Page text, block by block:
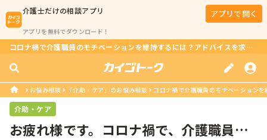
介護士だけの相談アプリ
アプリを無料でダウンロード！
アプリで開く
コロナ禍で介護職員のモチベーションを維持するには？アドバイスを求めます
お悩み相談 「介助・ケア」のお悩み相談 コロナ禍で介護職員のモチベーション
介助・ケア
お疲れ様です。コロナ禍で、介護職員の